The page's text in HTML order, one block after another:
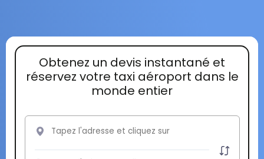
Obtenez un devis instantané et
réservez votre taxi aéroport dans le
monde entier